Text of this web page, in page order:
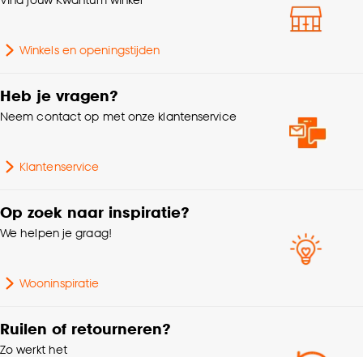
kan aanpassen, bekijk hiervoor onze
Wasvoorschriften
droogtrommel
Mate verduisterend
Nummer
Winkels en openingstijden
Heb je vragen?
Neem contact op met onze klantenservice
Klantenservice
Op zoek naar inspiratie?
We helpen je graag!
Wooninspiratie
Ruilen of retourneren?
Zo werkt het